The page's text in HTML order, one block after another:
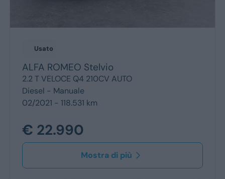
Usato
ALFA ROMEO Stelvio
2.2 T VELOCE Q4 210CV AUTO
Diesel - Manuale
02/2021 - 118.531 km
€ 22.990
Mostra di più